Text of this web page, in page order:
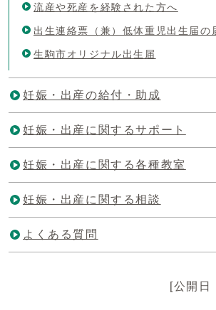
流産や死産を経験された方へ
出生連絡票（兼）低体重児出生届の
生駒市オリジナル出生届
妊娠・出産の給付・助成
妊娠・出産に関するサポート
妊娠・出産に関する各種教室
妊娠・出産に関する相談
よくある質問
[公開日